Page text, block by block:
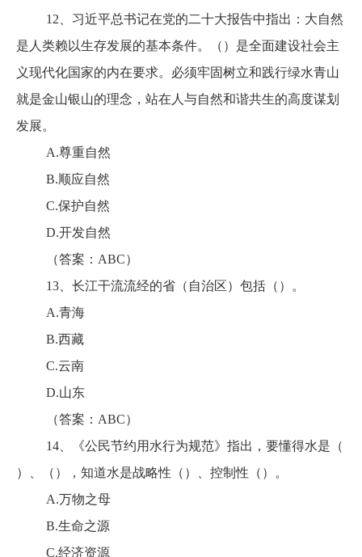
12、习近平总书记在党的二十大报告中指出：大自然
是人类赖以生存发展的基本条件。（）是全面建设社会主
义现代化国家的内在要求。必须牢固树立和践行绿水青山
就是金山银山的理念，站在人与自然和谐共生的高度谋划
发展。
A.尊重自然
B.顺应自然
C.保护自然
D.开发自然
（答案：ABC）
13、长江干流流经的省（自治区）包括（）。
A.青海
B.西藏
C.云南
D.山东
（答案：ABC）
14、《公民节约用水行为规范》指出，要懂得水是（
）、（），知道水是战略性（）、控制性（）。
A.万物之母
B.生命之源
C.经济资源